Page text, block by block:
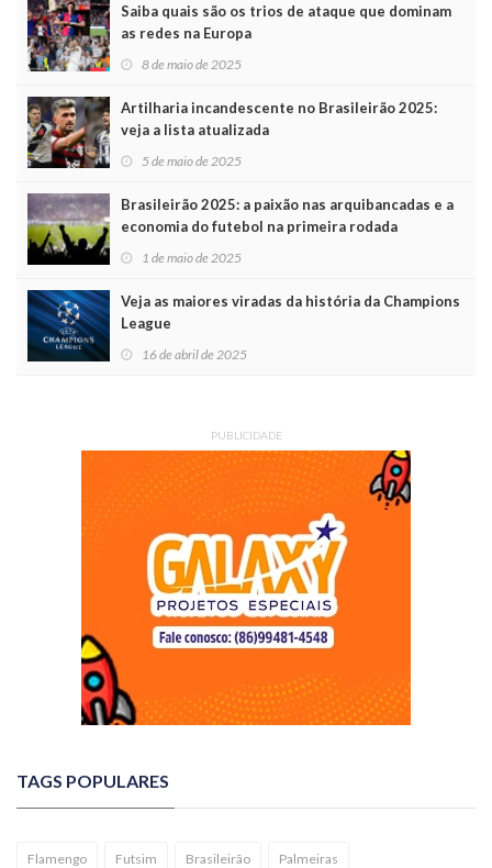
Saiba quais são os trios de ataque que dominam
as redes na Europa
8 de maio de 2025
Artilharia incandescente no Brasileirão 2025:
veja a lista atualizada
5 de maio de 2025
Brasileirão 2025: a paixão nas arquibancadas e a
economia do futebol na primeira rodada
1 de maio de 2025
Veja as maiores viradas da história da Champions
League
16 de abril de 2025
PUBLICIDADE
TAGS POPULARES
Flamengo Futsim Brasileirão Palmeiras